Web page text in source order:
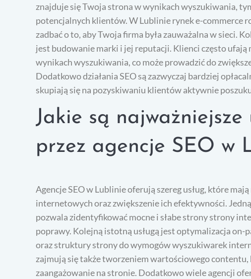
znajduje się Twoja strona w wynikach wyszukiwania,
potencjalnych klientów. W Lublinie rynek e-commerce
zadbać o to, aby Twoja firma była zauważalna w sieci.
jest budowanie marki i jej reputacji. Klienci często ufają
wynikach wyszukiwania, co może prowadzić do
Dodatkowo działania SEO są zazwyczaj bardziej
skupiają się na pozyskiwaniu klientów aktywnie
Jakie są najważniejsze
przez agencje SEO w
Agencje SEO w Lublinie oferują szereg usług, które
internetowych oraz zwiększenie ich efektywności.
pozwala zidentyfikować mocne i słabe strony strony
poprawy. Kolejną istotną usługą jest optymalizacja
oraz struktury strony do wymogów wyszukiwarek
zajmują się także tworzeniem wartościowego
zaangażowanie na stronie. Dodatkowo wiele agencji